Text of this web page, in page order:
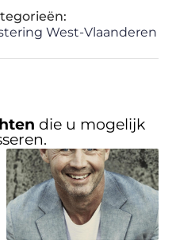
West-Vlaanderen
die u mogelijk